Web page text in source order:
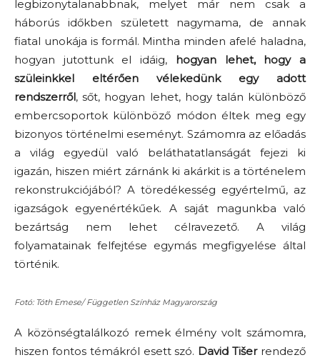
legbizonytalanabbnak, melyet már nem csak a
háborús időkben született nagymama, de annak
fiatal unokája is formál. Mintha minden afelé haladna,
hogyan jutottunk el idáig, hogyan lehet, hogy a
szüleinkkel eltérően vélekedünk egy adott
rendszerről, sőt, hogyan lehet, hogy talán különböző
embercsoportok különböző módon éltek meg egy
bizonyos történelmi eseményt. Számomra az előadás
a világ egyedül való beláthatatlanságát fejezi ki
igazán, hiszen miért zárnánk ki akárkit is a történelem
rekonstrukciójából? A töredékesség egyértelmű, az
igazságok egyenértékűek. A saját magunkba való
bezártság nem lehet célravezető. A világ
folyamatainak felfejtése egymás megfigyelése által
történik.
Fotó: Tóth Emese/ Független Színház Magyarország
A közönségtalálkozó remek élmény volt számomra,
hiszen fontos témákról esett szó. David Tišerrendező